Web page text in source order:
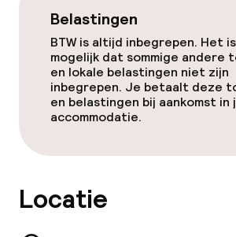
Overal rookvrij
Belastingen
BTW is altijd inbegrepen. Het
mogelijk dat sommige andere
en lokale belastingen niet zijn
inbegrepen. Je betaalt deze
en belastingen bij aankomst in
accommodatie.
Locatie